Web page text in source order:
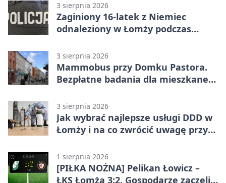
3 sierpnia 2026
Zaginiony 16-latek z Niemiec
odnaleziony w Łomży podczas
3 sierpnia 2026
Mammobus przy Domku Pastora.
Bezpłatne badania dla mieszkanek
3 sierpnia 2026
Jak wybrać najlepsze usługi DDD w
Łomży i na co zwrócić uwagę przy
1 sierpnia 2026
[PIŁKA NOŻNA] Pelikan Łowicz –
ŁKS Łomża 3:2. Gospodarze zaczęli